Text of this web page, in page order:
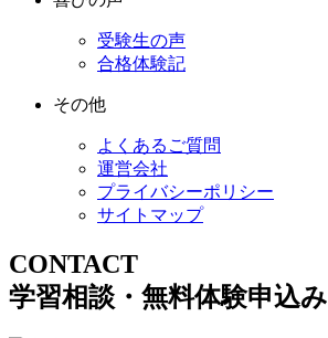
受験生の声
合格体験記
その他
よくあるご質問
運営会社
プライバシーポリシー
サイトマップ
CONTACT
学習相談・無料体験申込み